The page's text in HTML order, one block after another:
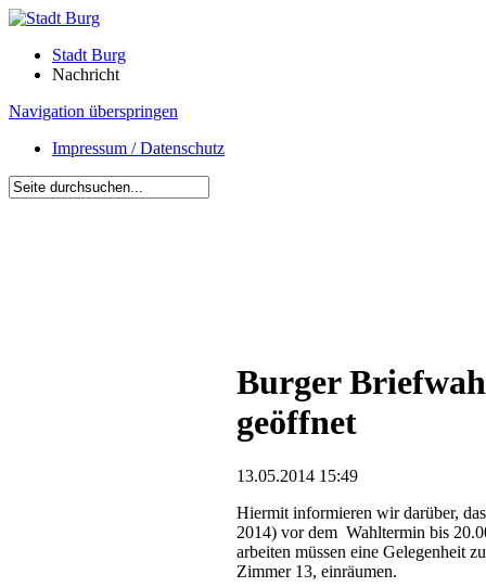
Stadt Burg
Nachricht
Navigation überspringen
Impressum / Datenschutz
Burger
geöffnet
13.05.2014 15:49
Hiermit informieren wir darüber,
2014) vor dem Wahltermin bis
arbeiten müssen eine Gelegenheit
Zimmer 13, einräumen.